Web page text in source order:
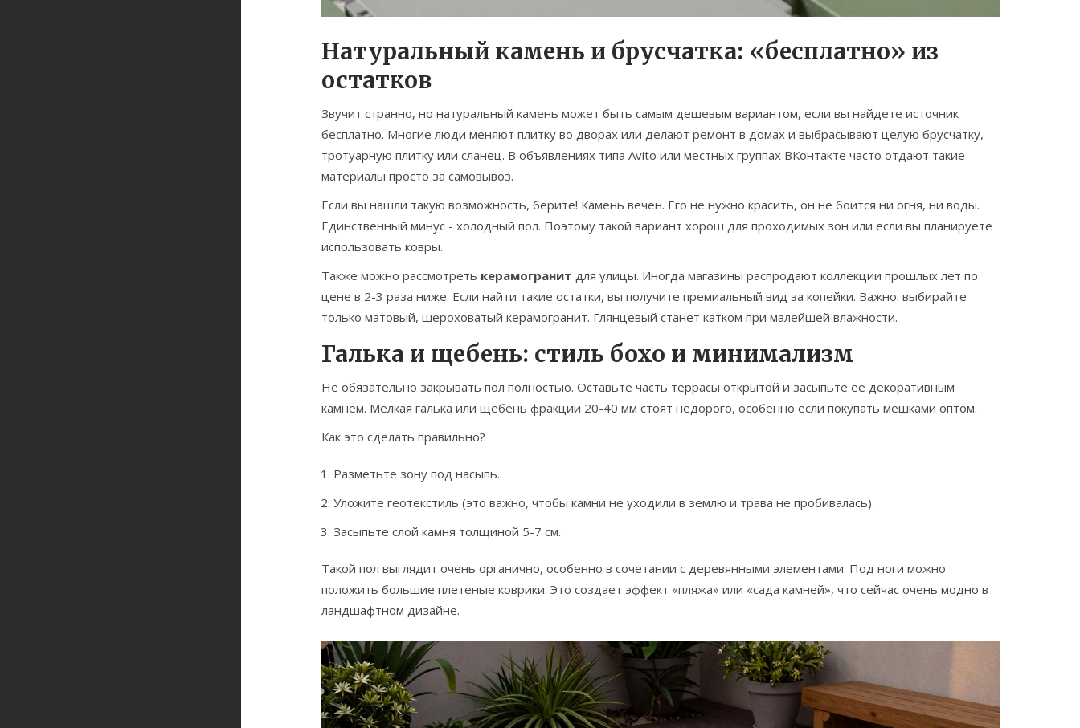
Натуральный камень и брусчатка: «бесплатно» из
остатков
Звучит странно, но натуральный камень может быть самым дешевым вариантом, если вы найдете источник
бесплатно. Многие люди меняют плитку во дворах или делают ремонт в домах и выбрасывают целую брусчатку,
тротуарную плитку или сланец. В объявлениях типа Avito или местных группах ВКонтакте часто отдают такие
материалы просто за самовывоз.
Если вы нашли такую возможность, берите! Камень вечен. Его не нужно красить, он не боится ни огня, ни воды.
Единственный минус - холодный пол. Поэтому такой вариант хорош для проходимых зон или если вы планируете
использовать ковры.
Также можно рассмотреть керамогранит для улицы. Иногда магазины распродают коллекции прошлых лет по
цене в 2-3 раза ниже. Если найти такие остатки, вы получите премиальный вид за копейки. Важно: выбирайте
только матовый, шероховатый керамогранит. Глянцевый станет катком при малейшей влажности.
Галька и щебень: стиль бохо и минимализм
Не обязательно закрывать пол полностью. Оставьте часть террасы открытой и засыпьте её декоративным
камнем. Мелкая галька или щебень фракции 20-40 мм стоят недорого, особенно если покупать мешками оптом.
Как это сделать правильно?
Разметьте зону под насыпь.
Уложите геотекстиль (это важно, чтобы камни не уходили в землю и трава не пробивалась).
Засыпьте слой камня толщиной 5-7 см.
Такой пол выглядит очень органично, особенно в сочетании с деревянными элементами. Под ноги можно
положить большие плетеные коврики. Это создает эффект «пляжа» или «сада камней», что сейчас очень модно в
ландшафтном дизайне.